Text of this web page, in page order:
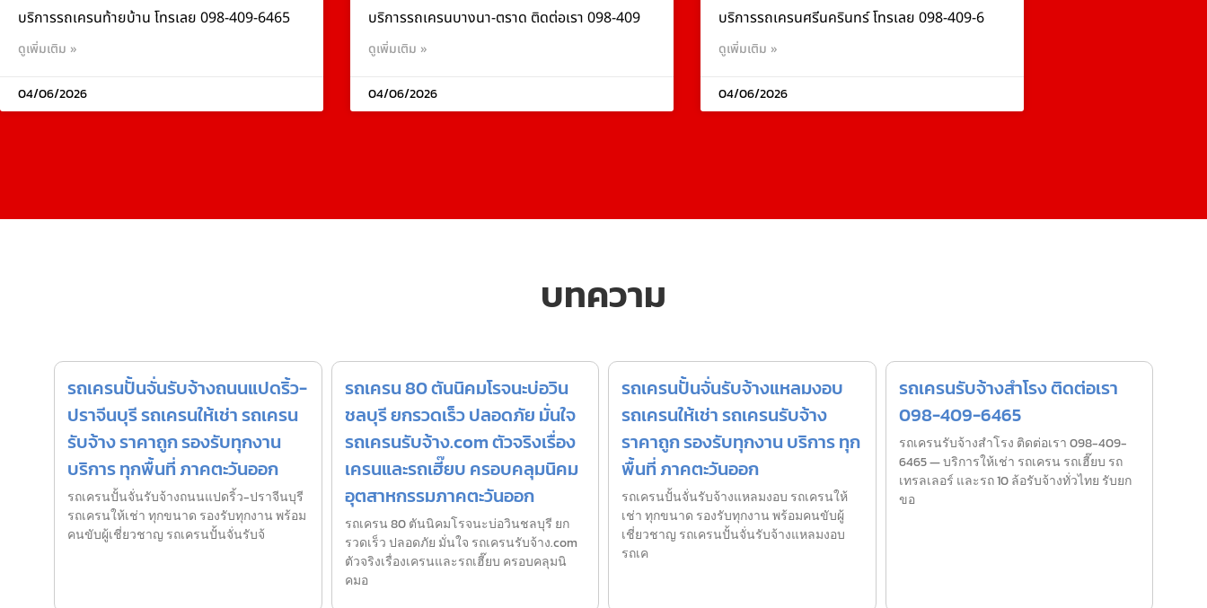
บริการรถเครนท้ายบ้าน โทรเลย 098-409-6465
ดูเพิ่มเติม »
04/06/2026
บริการรถเครนบางนา-ตราด ติดต่อเรา 098-409
ดูเพิ่มเติม »
04/06/2026
บริการรถเครนศรีนครินทร์ โทรเลย 098-409-6
ดูเพิ่มเติม »
04/06/2026
บทความ
รถเครนปั้นจั่นรับจ้างถนนแปดริ้ว-
ปราจีนบุรี รถเครนให้เช่า รถเครน
รับจ้าง ราคาถูก รองรับทุกงาน
บริการ ทุกพื้นที่ ภาคตะวันออก
รถเครนปั้นจั่นรับจ้างถนนแปดริ้ว-ปราจีนบุรี
รถเครนให้เช่า ทุกขนาด รองรับทุกงาน พร้อม
คนขับผู้เชี่ยวชาญ รถเครนปั้นจั่นรับจ้
รถเครน 80 ตันนิคมโรจนะบ่อวิน
ชลบุรี ยกรวดเร็ว ปลอดภัย มั่นใจ
รถเครนรับจ้าง.com ตัวจริงเรื่อง
เครนและรถเฮี๊ยบ ครอบคลุมนิคม
อุตสาหกรรมภาคตะวันออก
รถเครน 80 ตันนิคมโรจนะบ่อวินชลบุรี ยก
รวดเร็ว ปลอดภัย มั่นใจ รถเครนรับจ้าง.com
ตัวจริงเรื่องเครนและรถเฮี๊ยบ ครอบคลุมนิ
คมอ
รถเครนปั้นจั่นรับจ้างแหลมงอบ
รถเครนให้เช่า รถเครนรับจ้าง
ราคาถูก รองรับทุกงาน บริการ ทุก
พื้นที่ ภาคตะวันออก
รถเครนปั้นจั่นรับจ้างแหลมงอบ รถเครนให้
เช่า ทุกขนาด รองรับทุกงาน พร้อมคนขับผู้
เชี่ยวชาญ รถเครนปั้นจั่นรับจ้างแหลมงอบ
รถเค
รถเครนรับจ้างสำโรง ติดต่อเรา
098-409-6465
รถเครนรับจ้างสำโรง ติดต่อเรา 098-409-
6465 — บริการให้เช่า รถเครน รถเฮี๊ยบ รถ
เทรลเลอร์ และรถ 10 ล้อรับจ้างทั่วไทย รับยก
ขอ